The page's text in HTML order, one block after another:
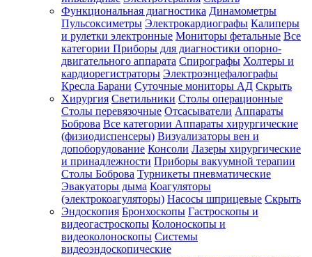
Функциональная диагностика Динамометры
Пульсоксиметры Электрокардиографы Калиперы
и рулетки электронные Мониторы фетальные Все
категории Приборы для диагностики опорно-
двигательного аппарата Спирографы Холтеры и
кардиорегистраторы Электроэнцефалографы
Кресла Барани Суточные мониторы АД Скрыть
Хирургия Светильники Столы операционные
Столы перевязочные Отсасыватели Аппараты
Боброва Все категории Аппараты хирургические
(физиодиспенсеры) Визуализаторы вен и
допоборудование Консоли Лазеры хирургические
и принадлежности Приборы вакуумной терапии
Столы Боброва Турникеты пневматические
Эвакуаторы дыма Коагуляторы
(электрокоагуляторы) Насосы шприцевые Скрыть
Эндоскопия Бронхоскопы Гастроскопы и
видеогастроскопы Колоноскопы и
видеоколоноскопы Системы
видеоэндоскопические